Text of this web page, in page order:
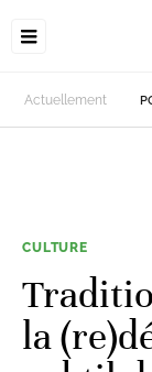
Actuellement
CULTURE
la